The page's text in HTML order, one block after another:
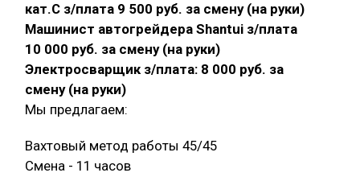
кат.С з/плата 9 500 руб. за смену (на руки)
Машинист автогрейдера Shantui з/плата
10 000 руб. за смену (на руки)
Электросварщик з/плата: 8 000 руб. за
смену (на руки)
Мы предлагаем:
Вахтовый метод работы 45/45
Смена - 11 часов